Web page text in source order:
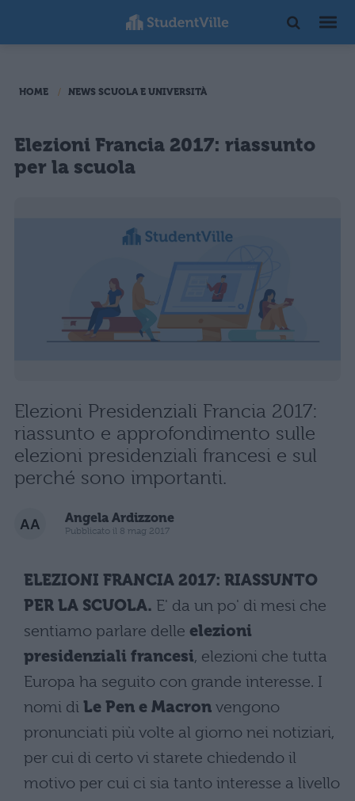
HOME NEWS SCUOLA E UNIVERSITÀ
Elezioni Francia 2017: riassunto
per la scuola
Elezioni Presidenziali Francia 2017:
riassunto e approfondimento sulle
elezioni presidenziali francesi e sul
perché sono importanti.
Angela Ardizzone
Pubblicato il 8 mag 2017
ELEZIONI FRANCIA 2017: RIASSUNTO
PER LA SCUOLA. E' da un po' di mesi che
sentiamo parlare delle elezioni
presidenziali francesi, elezioni che tutta
Europa ha seguito con grande interesse. I
nomi di Le Pen e Macron vengono
pronunciati più volte al giorno nei notiziari,
per cui di certo vi starete chiedendo il
motivo per cui ci sia tanto interesse a livello